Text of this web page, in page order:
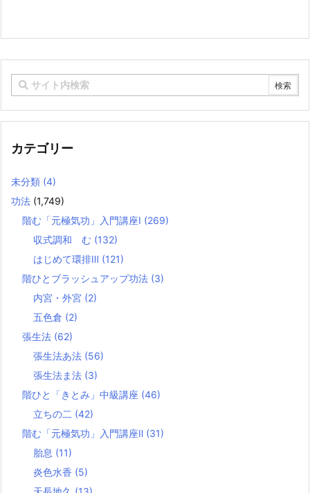
カテゴリー
未分類 (4)
功法 (1,749)
階む「元極気功」入門講座Ⅰ (269)
収式調和 む (132)
はじめて環排Ⅲ (121)
階ひとブラッシュアップ功法 (3)
内宮・外宮 (2)
五色倉 (2)
張生法 (62)
張生法あ法 (56)
張生法ま法 (3)
階ひと「きとみ」中級講座 (46)
立ちの二 (42)
階む「元極気功」入門講座Ⅱ (31)
胎息 (11)
炎色水香 (5)